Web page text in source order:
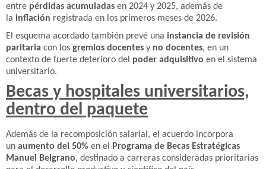
entre pérdidas acumuladas en 2024 y 2025, además de
la inflación registrada en los primeros meses de 2026.
El esquema acordado también prevé una instancia de revisión
paritaria con los gremios docentes y no docentes, en un
contexto de fuerte deterioro del poder adquisitivo en el sistema
universitario.
Becas y hospitales universitarios,
dentro del paquete
Además de la recomposición salarial, el acuerdo incorpora
un aumento del 50% en el
Programa de Becas Estratégicas
Manuel Belgrano, destinado a carreras consideradas prioritarias